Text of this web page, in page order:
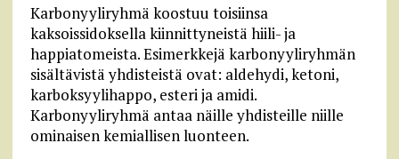
Karbonyyliryhmä koostuu toisiinsa
kaksoissidoksella kiinnittyneistä hiili- ja
happiatomeista. Esimerkkejä karbonyyliryhmän
sisältävistä yhdisteistä ovat: aldehydi, ketoni,
karboksyylihappo, esteri ja amidi.
Karbonyyliryhmä antaa näille yhdisteille niille
ominaisen kemiallisen luonteen.